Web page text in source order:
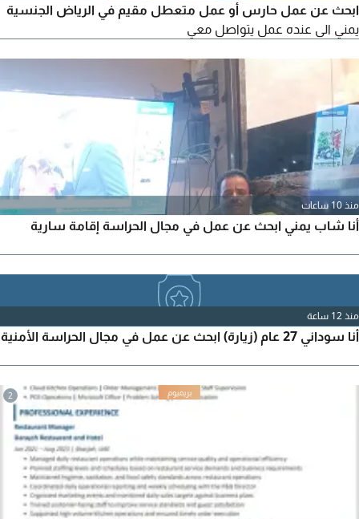
ابحث عن عمل حارس أو عمل متعطل مقيم في الرياض الجنسية
يمني الى عنده عمل يتواصل معي
منذ 10 ساعات
أنا شاب يمني ابحث عن عمل في مجال الحراسة إقامة سارية
منذ 12 ساعة
أنا سوداني 27 عام (زيارة) ابحث عن عمل في مجال الحراسة الأمنية
2